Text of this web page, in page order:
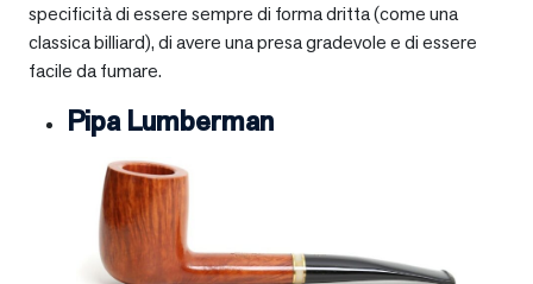
specificità di essere sempre di forma dritta (come una
classica billiard), di avere una presa gradevole e di essere
facile da fumare.
Pipa Lumberman